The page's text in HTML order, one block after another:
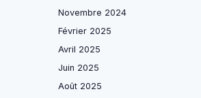
Novembre 2024
Février 2025
Avril 2025
Juin 2025
Août 2025